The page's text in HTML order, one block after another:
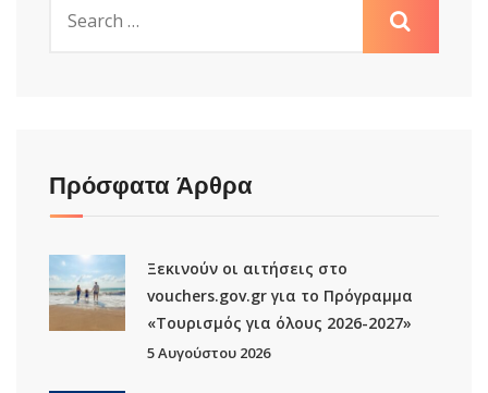
Πρόσφατα Άρθρα
Ξεκινούν οι αιτήσεις στο
vouchers.gov.gr για το Πρόγραμμα
«Τουρισμός για όλους 2026-2027»
5 Αυγούστου 2026